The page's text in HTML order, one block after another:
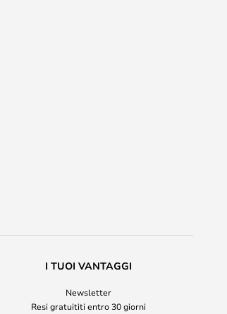
I TUOI VANTAGGI
Newsletter
Resi gratuititi entro 30 giorni